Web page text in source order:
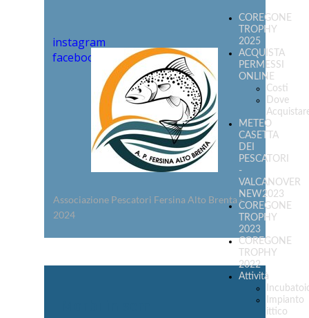
instagram
facebook
COREGONE
TROPHY
2025
ACQUISTA
PERMESSI
ONLINE
Costi
Dove
METEO
CASETTA
DEI
PESCATORI
-
VALCANOVER
NEW2023
COREGONE
TROPHY
2023
COREGONE
TROPHY
2022
Attività
Impianto
ittico
Associazione Pescatori Fersina Alto Brenta -
2024